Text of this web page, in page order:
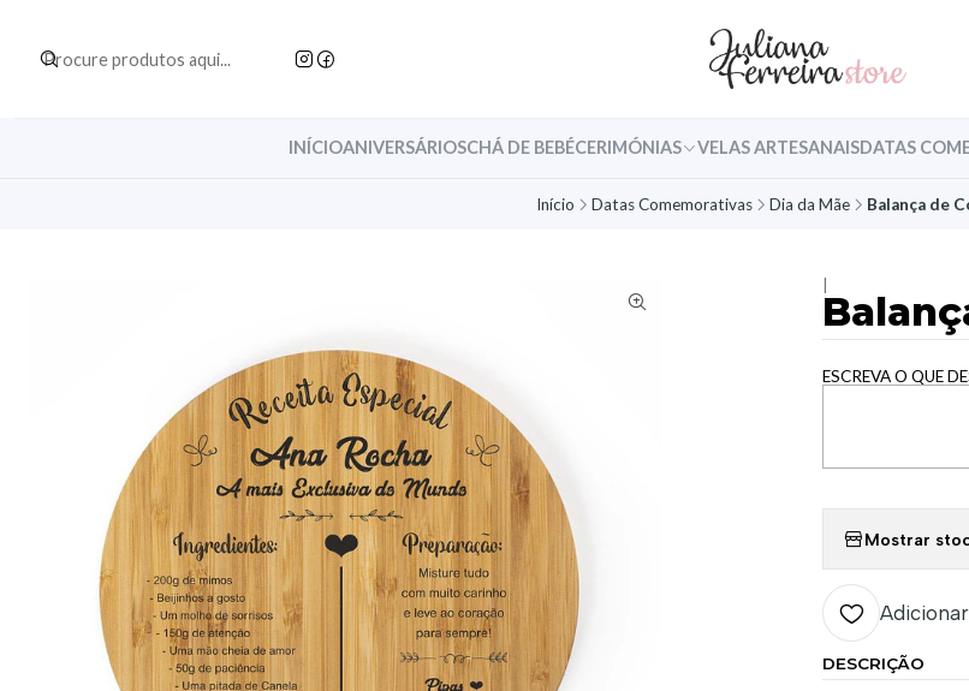
INÍCIOANIVERSÁRIOSCHÁ DE BEBÉCERIMÓNIAS VELAS ARTESANAISDATAS
Início Datas Comemorativas Dia da Mãe Balança de
ESCREVA O QUE
Mostrar
DESCRIÇÃO